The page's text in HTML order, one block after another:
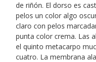
de riñón. El dorso es
pelos un color algo
claro con pelos
punta color crema. Las
el quinto metacarpo
cuatro. La membrana